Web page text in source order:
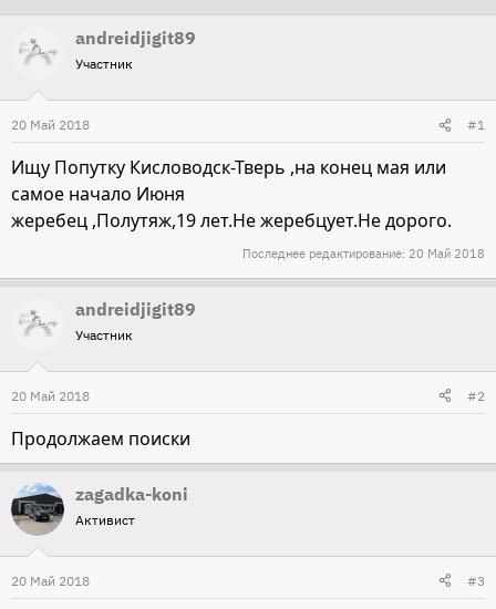
о
т
е
а
а
л
andreidjigit89
Участник
20 Май 2018 #1
Ищу Попутку Кисловодск-Тверь ,на конец мая или
самое начало Июня
жеребец ,Полутяж,19 лет.Не жеребцует.Не дорого.
Последнее редактирование: 20 Май 2018
andreidjigit89
Участник
20 Май 2018 #2
Продолжаем поиски
zagadka-koni
Активист
20 Май 2018 #3